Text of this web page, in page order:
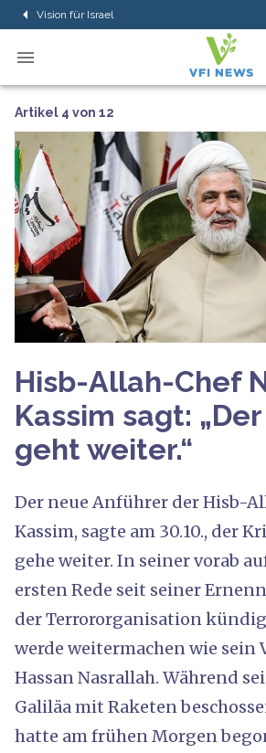
Vision für Israel
Artikel 4 von 12
Hisb-Allah-Chef
Kassim sagt:
geht weiter.“
Der neue Anführer der Hisb-
Kassim, sagte am 30.10., der
gehe weiter. In seiner vorab
ersten Rede seit seiner
der Terrororganisation
werde weitermachen wie sein
Hassan Nasrallah. Während
Galiläa mit Raketen
hatte am frühen Morgen